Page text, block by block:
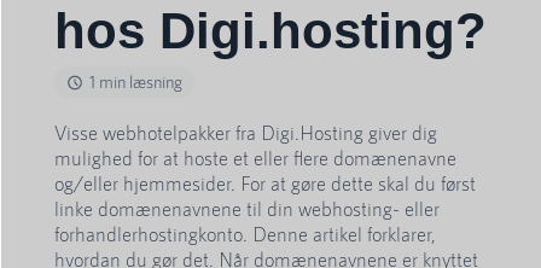
hos Digi.hosting?
1 min læsning
Visse webhotelpakker fra Digi.Hosting giver dig
mulighed for at hoste et eller flere domænenavne
og/eller hjemmesider. For at gøre dette skal du først
linke domænenavnene til din webhosting- eller
forhandlerhostingkonto. Denne artikel forklarer,
hvordan du gør det. Når domænenavnene er knyttet